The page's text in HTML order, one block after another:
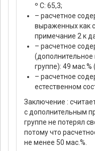
º C: 65,3;
– расчетное
выраженных как
примечание 2 к
– расчетное
группе): 49 мас.%
– расчетное
естественном
Заключение :
с дополнительным
группе не потерял
потому что
не менее 50 мас.%.